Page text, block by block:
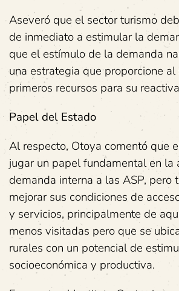
Aseveró que el sector turismo
de inmediato a estimular la
que el estímulo de la demanda
una estrategia que proporcione al
primeros recursos para su
Papel del Estado
Al respecto, Otoya comentó que
jugar un papel fundamental en la
demanda interna a las ASP, pero
mejorar sus condiciones de
y servicios, principalmente de
menos visitadas pero que se
rurales con un potencial de
socioeconómica y productiva.